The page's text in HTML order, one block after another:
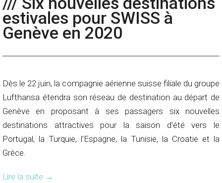
estivales pour SWISS à
Genève en 2020
Dès le 22 juin, la compagnie aérienne suisse filiale du groupe
Lufthansa étendra son réseau de destination au départ de
Genève en proposant à ses passagers six nouvelles
destinations attractives pour la saison d’été vers le
Portugal, la Turquie, l’Espagne, la Tunisie, la Croatie et la
Grèce.
Lire la suite →